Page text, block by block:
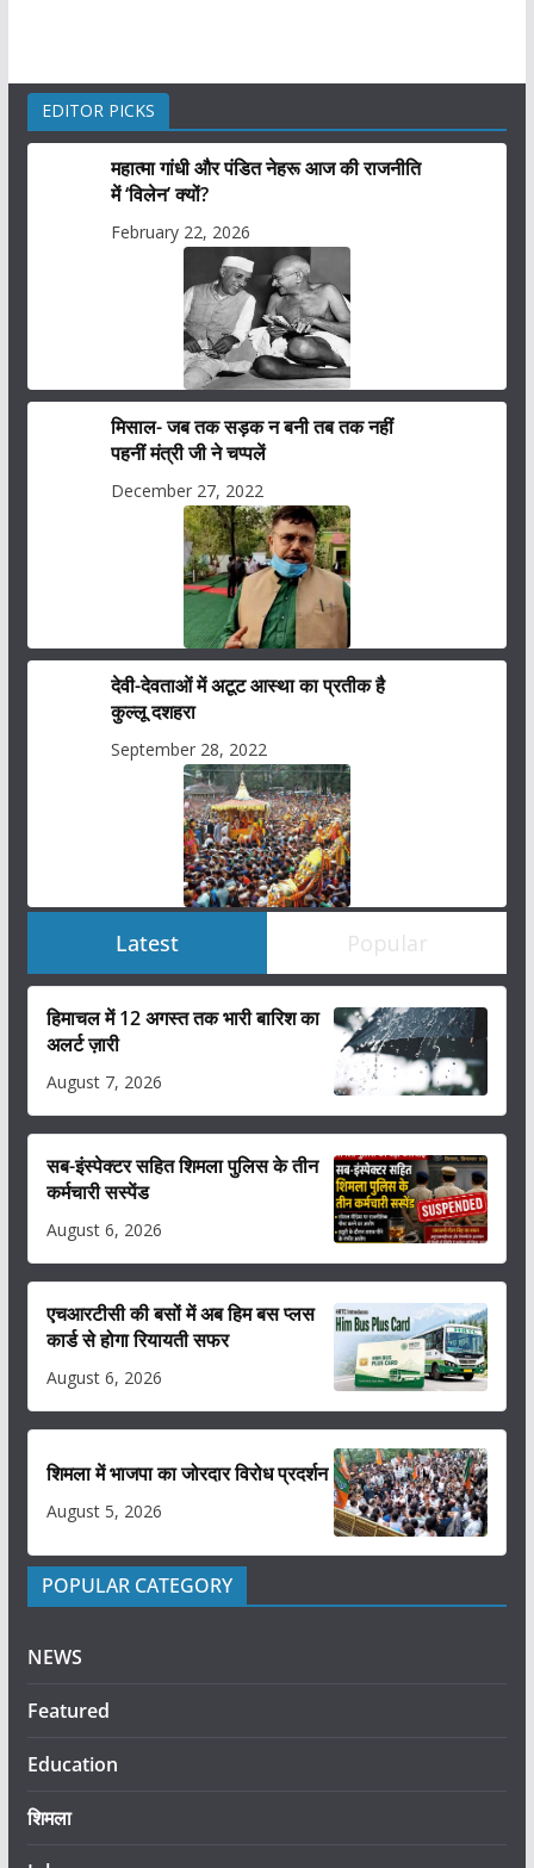
EDITOR PICKS
महात्मा गांधी और पंडित नेहरू आज की राजनीति
में ‘विलेन’ क्यों?
February 22, 2026
मिसाल- जब तक सड़क न बनी तब तक नहीं
पहनीं मंत्री जी ने चप्पलें
December 27, 2022
देवी-देवताओं में अटूट आस्था का प्रतीक है
कुल्लू दशहरा
September 28, 2022
Latest Popular
हिमाचल में 12 अगस्त तक भारी बारिश का
अलर्ट ज़ारी
August 7, 2026
सब-इंस्पेक्टर सहित शिमला पुलिस के तीन
कर्मचारी सस्पेंड
August 6, 2026
एचआरटीसी की बसों में अब हिम बस प्लस
कार्ड से होगा रियायती सफर
August 6, 2026
शिमला में भाजपा का जोरदार विरोध प्रदर्शन
August 5, 2026
POPULAR CATEGORY
NEWS
Featured
Education
शिमला